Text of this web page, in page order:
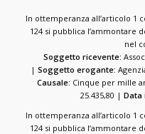
In ottemperanza all’articolo 1
124 si pubblica l’ammontare
nel
Soggetto ricevente:
|Soggetto erogante:
Causale: Cinque per mille
25.435,80 |Data
In ottemperanza all’articolo 1
124 si pubblica l’ammontare